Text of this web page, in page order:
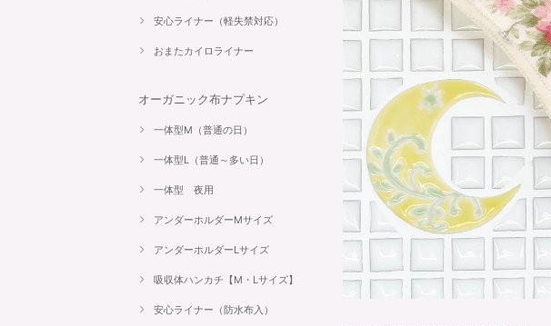
安心ライナー（軽失禁対応）
おまたカイロライナー
オーガニック布ナプキン
一体型M（普通の日）
一体型L（普通～多い日）
一体型 夜用
アンダーホルダーMサイズ
アンダーホルダーLサイズ
吸収体ハンカチ【M・Lサイズ】
安心ライナー（防水布入）